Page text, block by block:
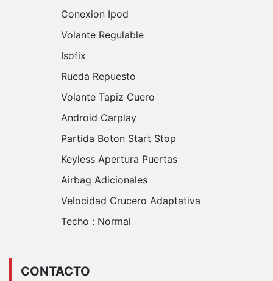
Conexion Ipod
Volante Regulable
Isofix
Rueda Repuesto
Volante Tapiz Cuero
Android Carplay
Partida Boton Start Stop
Keyless Apertura Puertas
Airbag Adicionales
Velocidad Crucero Adaptativa
Techo : Normal
CONTACTO